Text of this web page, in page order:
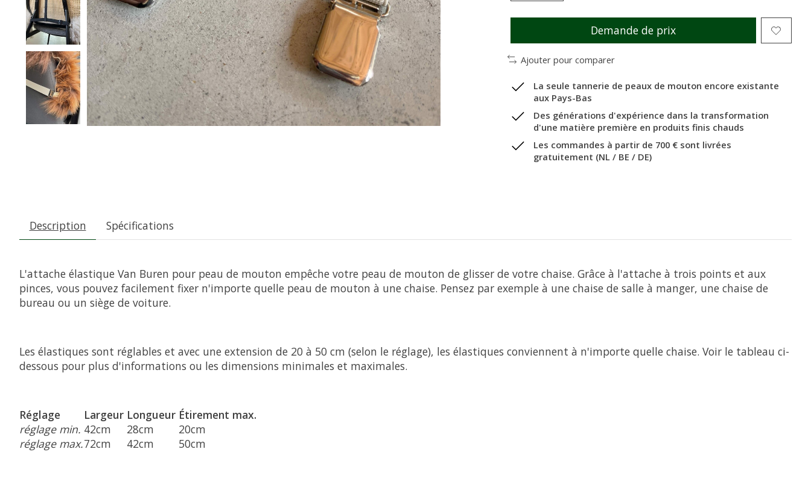
Demande de prix
Ajouter pour comparer
La seule tannerie de peaux de mouton encore existante
aux Pays-Bas
Des générations d'expérience dans la transformation
d'une matière première en produits finis chauds
Les commandes à partir de 700 € sont livrées
gratuitement (NL / BE / DE)
Description Spécifications
L'attache élastique Van Buren pour peau de mouton empêche votre peau de mouton de glisser de votre chaise. Grâce à l'attache à trois points et aux
pinces, vous pouvez facilement fixer n'importe quelle peau de mouton à une chaise. Pensez par exemple à une chaise de salle à manger, une chaise de
bureau ou un siège de voiture.
Les élastiques sont réglables et avec une extension de 20 à 50 cm (selon le réglage), les élastiques conviennent à n'importe quelle chaise. Voir le tableau ci-
dessous pour plus d'informations ou les dimensions minimales et maximales.
Réglage Largeur Longueur Étirement max.
réglage min. 42cm 28cm
20cm
réglage max.72cm 42cm 50cm